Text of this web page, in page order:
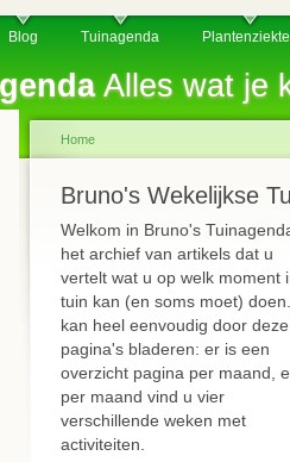
Alles wat je
Blog Tuinagenda
Home
Bruno's Wekelijkse
Welkom in Bruno's
het archief van artikels dat u
vertelt wat u op welk moment
tuin kan (en soms moet)
kan heel eenvoudig door deze
pagina's bladeren: er is een
overzicht pagina per maand,
per maand vind u vier
verschillende weken met
activiteiten.